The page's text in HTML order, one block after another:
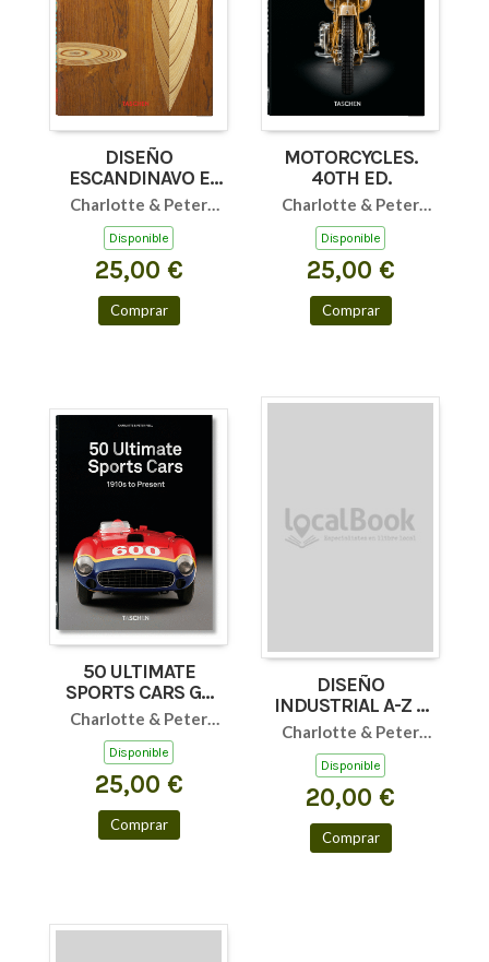
DISEÑO
ESCANDINAVO E
(40)
Charlotte & Peter
Fiell
Disponible
25,00 €
Comprar
MOTORCYCLES.
40TH ED.
Charlotte & Peter
Fiell
Disponible
25,00 €
Comprar
50 ULTIMATE
SPORTS CARS GB
(40)
Charlotte & Peter
Fiell
Disponible
25,00 €
Comprar
DISEÑO
INDUSTRIAL A-Z E
(BU)
Charlotte & Peter
Fiell
Disponible
20,00 €
Comprar